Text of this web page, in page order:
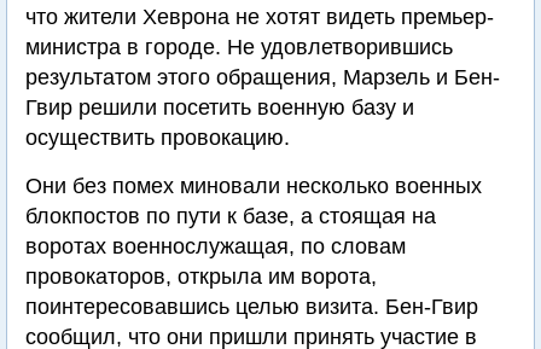
что жители Хеврона не хотят видеть премьер-
министра в городе. Не удовлетворившись
результатом этого обращения, Марзель и Бен-
Гвир решили посетить военную базу и
осуществить провокацию.
Они без помех миновали несколько военных
блокпостов по пути к базе, а стоящая на
воротах военнослужащая, по словам
провокаторов, открыла им ворота,
поинтересовавшись целью визита. Бен-Гвир
сообщил, что они пришли принять участие в